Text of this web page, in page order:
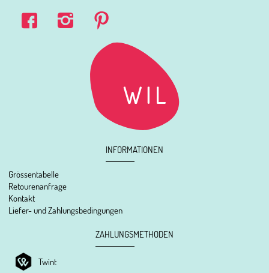
INFORMATIONEN
Grössentabelle
Retourenanfrage
Kontakt
Liefer- und Zahlungsbedingungen
ZAHLUNGSMETHODEN
Twint